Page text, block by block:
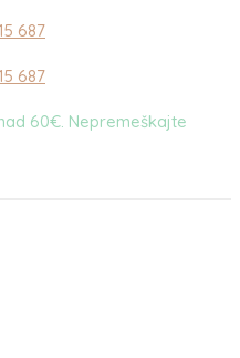
687
687
60€. Nepremeškajte